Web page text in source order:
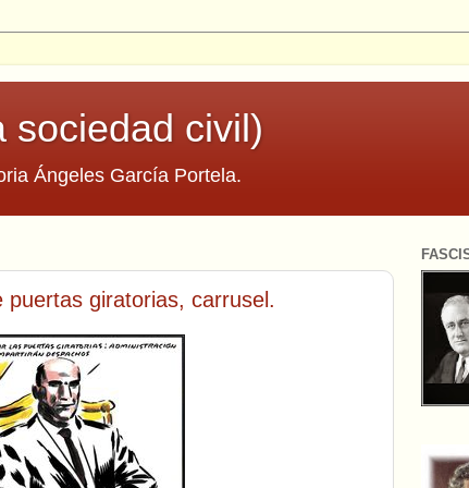
sociedad civil)
Ángeles García Portela.
puertas giratorias, carrusel.